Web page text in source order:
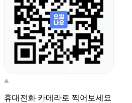
휴대전화 카메라로 찍어보세요